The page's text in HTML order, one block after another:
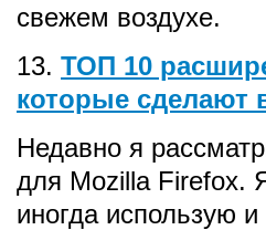
свежем воздухе.
13. ТОП 10
которые сделают
Недавно я
для Mozilla Firefox.
иногда использую